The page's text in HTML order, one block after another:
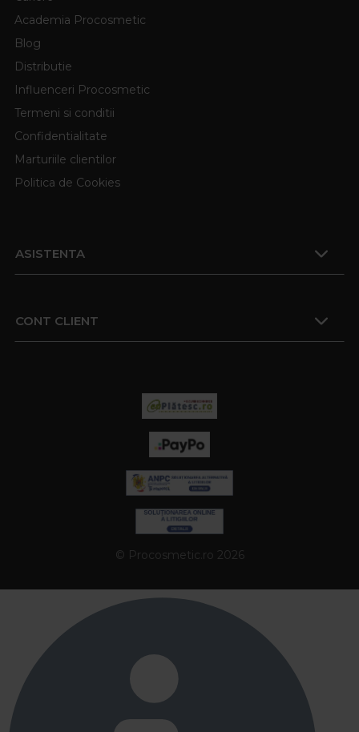
Academia Procosmetic
Blog
Distributie
Influenceri Procosmetic
Termeni si conditii
Confidentialitate
Marturiile clientilor
Politica de Cookies
ASISTENTA
CONT CLIENT
© Procosmetic.ro 2026